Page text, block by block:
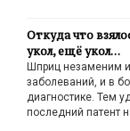
Откуда что
укол, ещё укол…
Шприц незаменим
заболеваний, и в
диагностике. Тем
последний патент